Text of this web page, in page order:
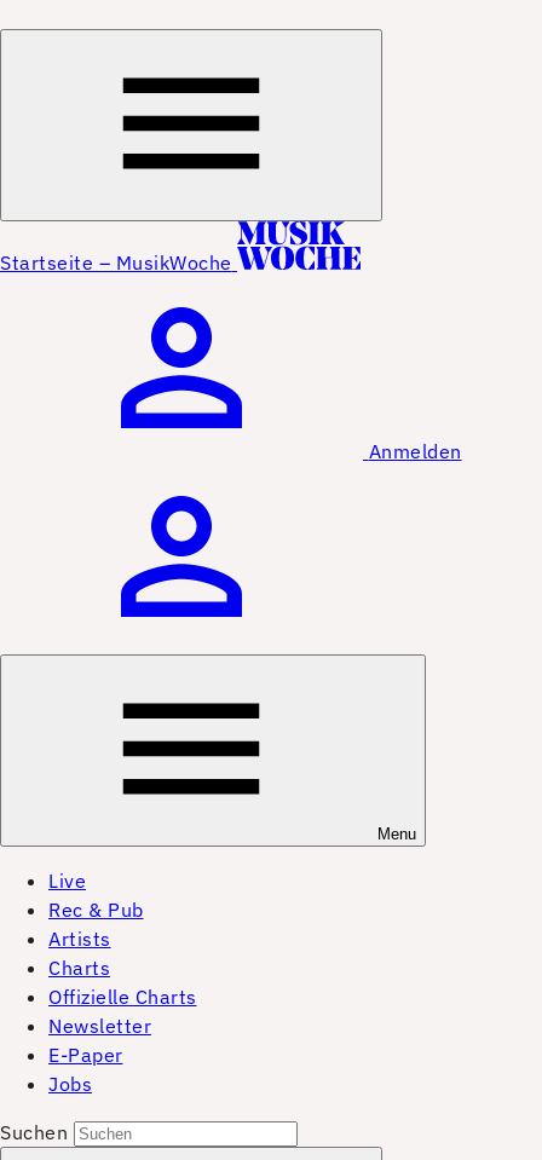
Startseite – MusikWoche
Anmelden
Menu
Live
Rec & Pub
Artists
Charts
Offizielle Charts
Newsletter
E-Paper
Jobs
Suchen